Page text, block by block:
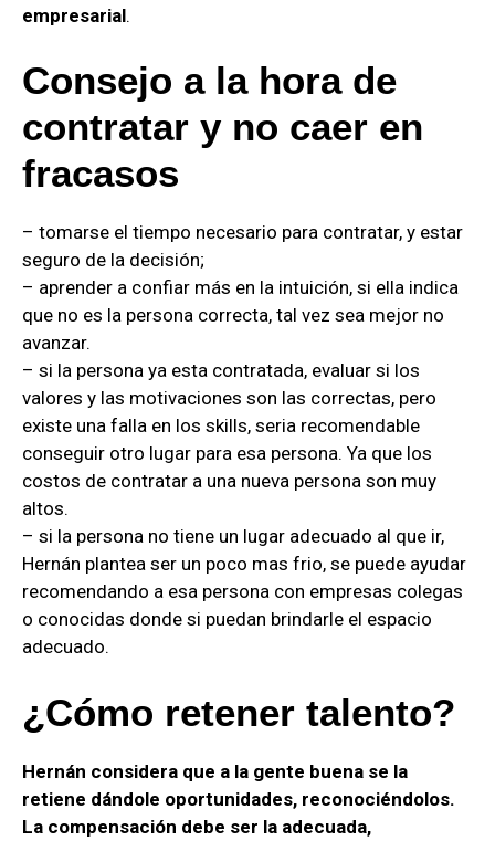
empresarial.
Consejo a la hora de
contratar y no caer en
fracasos
– tomarse el tiempo necesario para contratar, y estar
seguro de la decisión;
– aprender a confiar más en la intuición, si ella indica
que no es la persona correcta, tal vez sea mejor no
avanzar.
– si la persona ya esta contratada, evaluar si los
valores y las motivaciones son las correctas, pero
existe una falla en los skills, seria recomendable
conseguir otro lugar para esa persona. Ya que los
costos de contratar a una nueva persona son muy
altos.
– si la persona no tiene un lugar adecuado al que ir,
Hernán plantea ser un poco mas frio, se puede ayudar
recomendando a esa persona con empresas colegas
o conocidas donde si puedan brindarle el espacio
adecuado.
¿Cómo retener talento?
Hernán considera que a la gente buena se la
retiene dándole oportunidades, reconociéndolos.
La compensación debe ser la adecuada,